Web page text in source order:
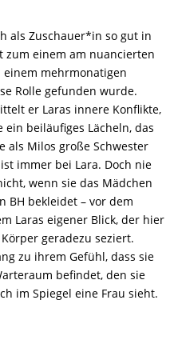
als Zuschauer*in so gut in
zum einem am nuancierten
einem mehrmonatigen
Rolle gefunden wurde.
er Laras innere Konflikte,
beiläufiges Lächeln, das
als Milos große Schwester
immer bei Lara. Doch nie
wenn sie das Mädchen
BH bekleidet – vor dem
Laras eigener Blick, der hier
geradezu seziert.
zu ihrem Gefühl, dass sie
befindet, den sie
im Spiegel eine Frau sieht.